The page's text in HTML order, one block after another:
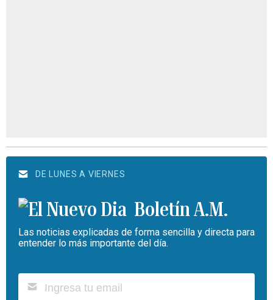
DE LUNES A VIERNES
Boletín A.M.
Las noticias explicadas de forma sencilla y directa para
entender lo más importante del día.